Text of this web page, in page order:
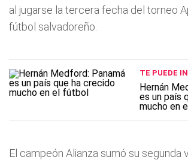
al jugarse la tercera fecha del torneo
fútbol salvadoreño.
TE PUEDE
Hernán
es un país
mucho en
El campeón Alianza sumó su segunda